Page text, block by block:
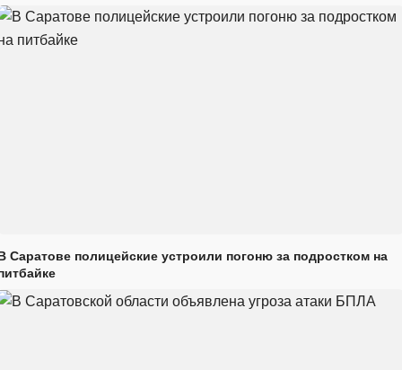
Саратове полицейские устроили погоню за подростком на